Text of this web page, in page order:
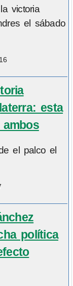
victoria
el sábado
esta
el palco el
política